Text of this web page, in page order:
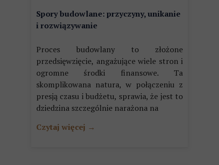
Spory budowlane: przyczyny, unikanie
i rozwiązywanie
Proces budowlany to złożone
przedsięwzięcie, angażujące wiele stron i
ogromne środki finansowe. Ta
skomplikowana natura, w połączeniu z
presją czasu i budżetu, sprawia, że jest to
dziedzina szczególnie narażona na
Czytaj więcej →